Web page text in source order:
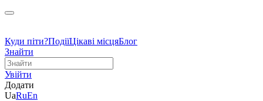
Куди піти?ПодіїЦікаві місцяБлог
Знайти
Увійти
Додати
UaRuEn